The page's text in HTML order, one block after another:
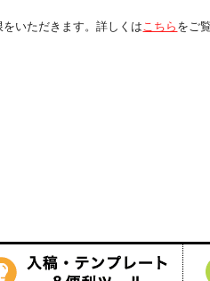
こちらをご覧ください